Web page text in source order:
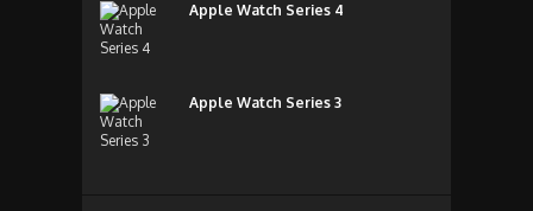
Apple Watch Series 4
Apple Watch Series 3